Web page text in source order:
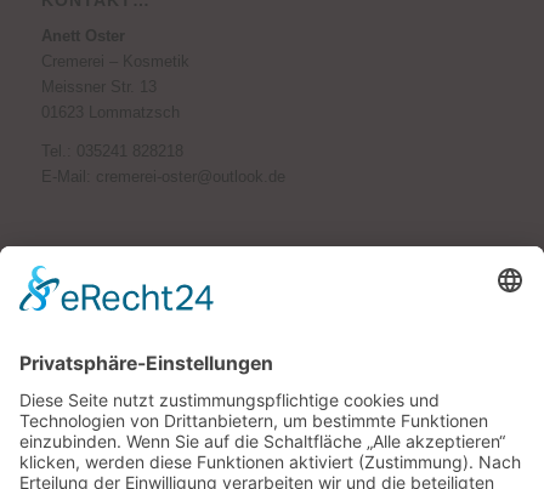
Anett Oster
Cremerei – Kosmetik
Meissner Str. 13
01623 Lommatzsch
035241 828218
E-Mail:
cremerei-oster@outlook.de